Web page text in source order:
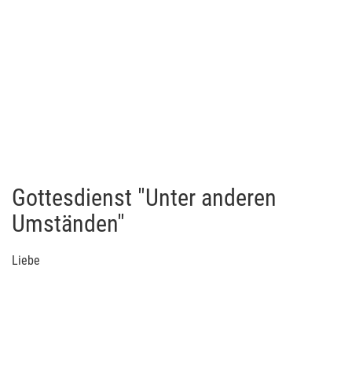
Gottesdienst "Unter anderen
Umständen"
Liebe